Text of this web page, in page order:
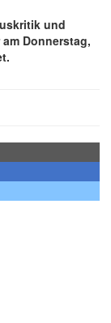
und
Donnerstag,